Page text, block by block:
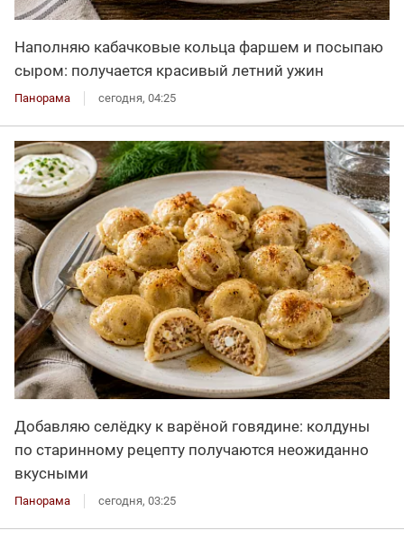
Наполняю кабачковые кольца фаршем и посыпаю
сыром: получается красивый летний ужин
Панорама сегодня, 04:25
Добавляю селёдку к варёной говядине: колдуны
по старинному рецепту получаются неожиданно
вкусными
Панорама сегодня, 03:25